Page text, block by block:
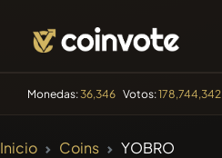
Monedas:36,346 Votos:178,744,342
Inicio Coins YOBRO